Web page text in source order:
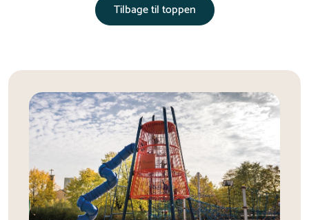
Tilbage til toppen